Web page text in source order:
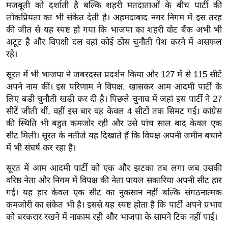
यं
ग
इं
डि
या
सा
हि
त्य
ज
ग
त
टो
व
र्ल्ड
न्यू
मजबूती को दर्शाती है बल्कि शहरी मतदाताओं के बीच पार्टी की
लोकप्रियता का भी संकेत देती है। अहमदाबाद नगर निगम में इस तरह
की जीत से यह स्पष्ट हो गया कि भाजपा का शहरी वोट बैंक अभी भी
अटूट है और विपक्षी दल वहां कोई ठोस चुनौती पेश करने में असफल
रहे।
सूरत में भी भाजपा ने जबरदस्त प्रदर्शन किया और 127 में से 115 सीटें
अपने नाम कीं। इस परिणाम ने विपक्ष, खासकर आम आदमी पार्टी के
लिए बडी चुनौती खडी कर दी है। पिछले चुनाव में जहां इस पार्टी ने 27
सीटें जीती थीं, वहीं इस बार वह केवल 4 सीटों तक सिमट गई। कांग्रेस
की स्थिति भी बहुत कमजोर रही और उसे पांच साल बाद केवल एक
सीट मिली। सूरत के नतीजे यह दिखाते हैं कि विपक्ष अपनी जमीन बचाने
में भी संघर्ष कर रहा है।
सूरत में आम आदमी पार्टी को एक और झटका तब लगा जब उसकी
वरिष्ठ नेता और निगम में विपक्ष की नेता पायल सकारिया अपनी सीट हार
गईं। यह हार केवल एक सीट का नुकसान नहीं बल्कि संगठनात्मक
कमजोरी का संकेत भी है। इससे यह स्पष्ट होता है कि पार्टी अपने प्रभाव
को बरकरार रखने में नाकाम रही और भाजपा के सामने टिक नहीं पाई।